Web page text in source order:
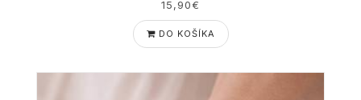
15,90€
DO KOŠÍKA